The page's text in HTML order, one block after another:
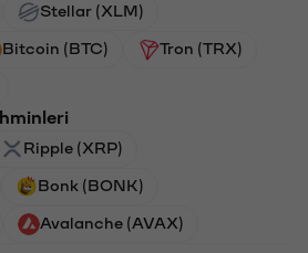
Stellar (XLM)
Bitcoin (BTC) Tron (TRX)
Ripple (XRP)
Bonk (BONK)
Avalanche (AVAX)